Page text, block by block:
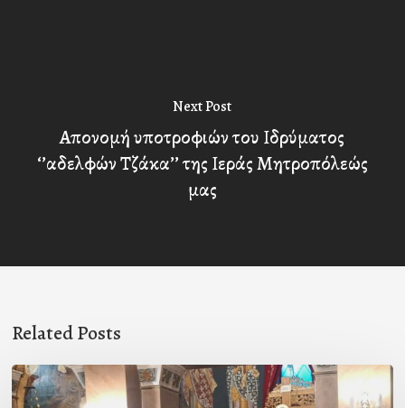
Next Post
Απονομή υποτροφιών του Ιδρύματος
‘’αδελφών Τζάκα’’ της Ιεράς Μητροπόλεώς
μας
Related Posts
Ιερά